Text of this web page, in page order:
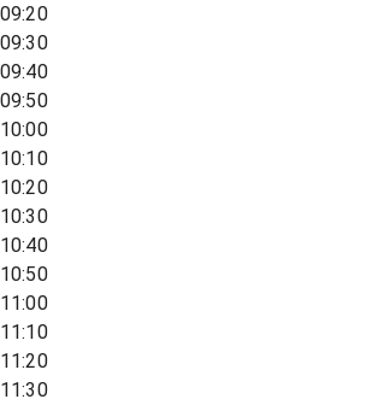
09:20
09:30
09:40
09:50
10:00
10:10
10:20
10:30
10:40
10:50
11:00
11:10
11:20
11:30